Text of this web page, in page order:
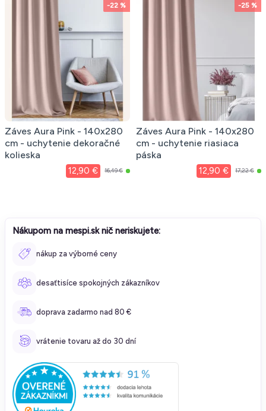
-22 %
Záves Aura Pink - 140x280
cm - uchytenie dekoračné
kolieska
12,90 € 16,49 €
-25 %
Záves Aura Pink - 140x280
cm - uchytenie riasiaca
páska
12,90 € 17,22 €
Nákupom na mespi.sk nič neriskujete:
nákup za výborné ceny
desaťtisíce spokojných zákazníkov
doprava zadarmo nad 80 €
vrátenie tovaru až do 30 dní